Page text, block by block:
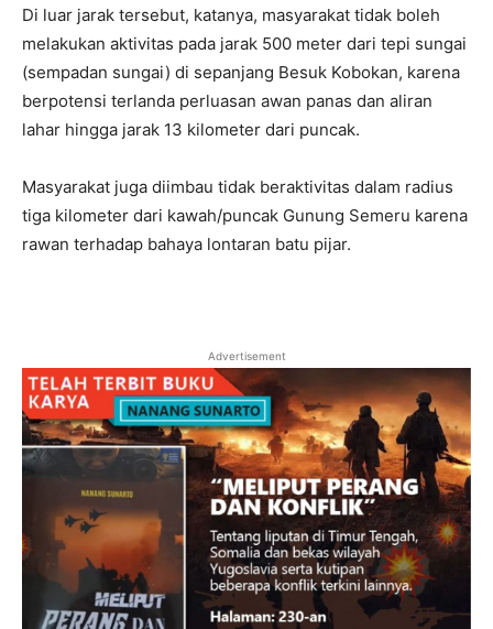
Di luar jarak tersebut, katanya, masyarakat tidak boleh
melakukan aktivitas pada jarak 500 meter dari tepi sungai
(sempadan sungai) di sepanjang Besuk Kobokan, karena
berpotensi terlanda perluasan awan panas dan aliran
lahar hingga jarak 13 kilometer dari puncak.
Masyarakat juga diimbau tidak beraktivitas dalam radius
tiga kilometer dari kawah/puncak Gunung Semeru karena
rawan terhadap bahaya lontaran batu pijar.
Advertisement